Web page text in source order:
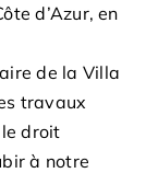
d’Azur, en
de la Villa
travaux
droit
à notre